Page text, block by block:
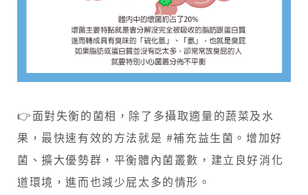
👉面對失衡的菌相，除了多攝取適量的蔬菜及水
果，最快速有效的方法就是 #補充益生菌。增加好
菌、擴大優勢群，平衡體內菌叢數，建立良好消化
道環境，進而也減少屁太多的情形。